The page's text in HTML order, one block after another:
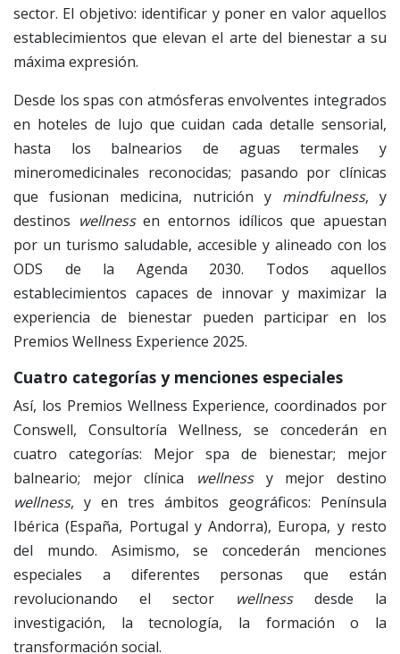
sector. El objetivo: identificar y poner en valor aquellos
establecimientos que elevan el arte del bienestar a su
máxima expresión.
Desde los spas con atmósferas envolventes integrados
en hoteles de lujo que cuidan cada detalle sensorial,
hasta los balnearios de aguas termales y
mineromedicinales reconocidas; pasando por clínicas
que fusionan medicina, nutrición y mindfulness, y
destinos wellnessen entornos idílicos que apuestan
por un turismo saludable, accesible y alineado con los
ODS de la Agenda 2030. Todos aquellos
establecimientos capaces de innovar y maximizar la
experiencia de bienestar pueden participar en los
Premios Wellness Experience 2025.
Cuatro categorías y menciones especiales
Así, los Premios Wellness Experience, coordinados por
Conswell, Consultoría Wellness, se concederán en
cuatro categorías: Mejor spa de bienestar; mejor
balneario; mejor clínica wellnessy mejor destino
wellness, y en tres ámbitos geográficos: Península
Ibérica (España, Portugal y Andorra), Europa, y resto
del mundo. Asimismo, se concederán menciones
especiales a diferentes personas que están
revolucionando el sector wellnessdesde la
investigación, la tecnología, la formación o la
transformación social.